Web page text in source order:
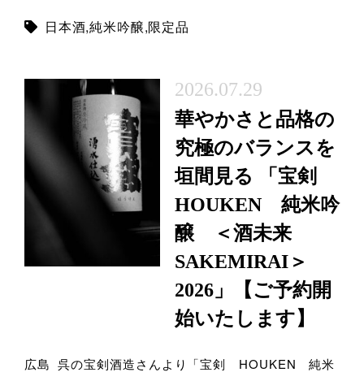
日本酒,純米吟醸,限定品
2026.07.29
華やかさと品格の
究極のバランスを
垣間見る 「宝剣
HOUKEN 純米吟
醸 ＜酒未来
SAKEMIRAI＞
2026」【ご予約開
始いたします】
広島 呉の宝剣酒造さんより「宝剣 HOUKEN 純米